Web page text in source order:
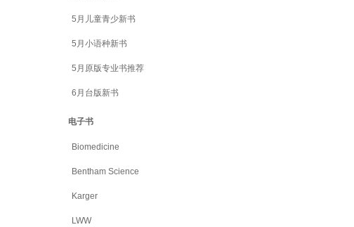
5月儿童青少新书
5月小语种新书
5月原版专业书推荐
6月台版新书
电子书
Biomedicine
Bentham Science
Karger
LWW